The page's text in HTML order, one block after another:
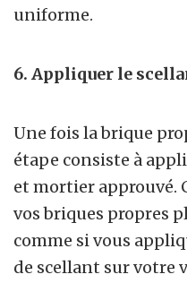
uniforme.
6. Appliquer le
Une fois la brique
étape consiste à
et mortier approuvé.
vos briques propres
comme si vous
de scellant sur votre